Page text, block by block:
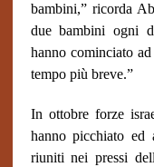
bambini,” ricorda
due bambini ogni
hanno cominciato
tempo più breve.”
In ottobre forze
hanno picchiato ed
riuniti nei pressi